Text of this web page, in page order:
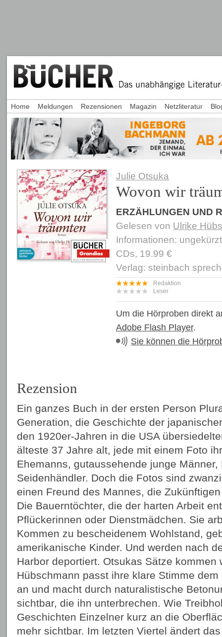
Julie Otsuka
Wovon wir
ERZÄHLUNGEN UND
Gelesen von Ulrike
Informationen:
CDs, 19.99 €
Verlag: steinbach
Redaktion
Leser
Um die Hörproben direkt
Adobe Flash Player.
Sie können die
Rezension
Ein ganzes Buch in der ersten Person
Generation, die Geschichte der
den 1920er-Jahren in die USA
älteste 37 Jahre alt, jede mit einem Foto
Ehemanns, gutaussehende junge Männer,
Seidenhändler. Doch die Fotos sind
einen Freund des Mannes, die
Die Bauerntöchter, die der harten Arbeit
Pflückerinnen oder Dienstmädchen. Sie
Kommen zu bescheidenem Wohlstand,
amerikanische Kinder. Und werden nach
Harbor deportiert. Otsukas Sätze kommen
Hübschmann passt ihre klare Stimme
an und macht durch naturalistische
sichtbar, die ihn unterbrechen. Wie
Geschichten Einzelner kurz an die
mehr sichtbar. Im letzten Viertel ändert
Home Meldungen Rezensionen Magazin Netzliteratur